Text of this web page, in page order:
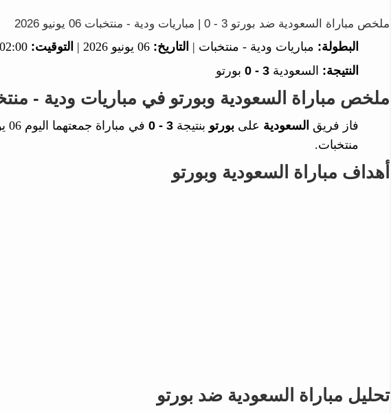
ملخص مباراة السعودية ضد بورتو 3 - 0 | مباريات ودية - منتخبات 06 يونيو 2026
البطولة: مباريات ودية - منتخبات | التاريخ: التوقيت:
النتيجة: السعودية 3 - 0 بورتو
ملخص مباراة السعودية وبورتو في مباريات ودية -
فاز فريق السعودية على بورتو بنتيجة 3 - 0
منتخبات.
أهداف مباراة السعودية وبورتو
تحليل مباراة السعودية ضد بورتو